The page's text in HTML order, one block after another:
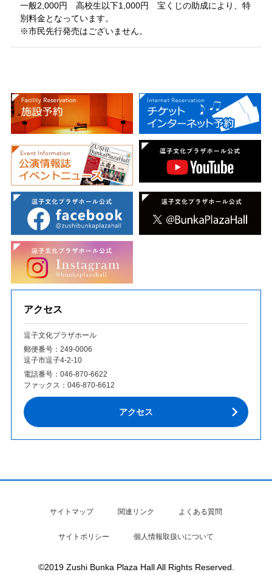
一般2,000円 高校生以下1,000円 宝くじの助成により、特
別料金となっています。
※市民先行発売はございません。
アクセス
逗子文化プラザホール
郵便番号：249‐0006
逗子市逗子4-2-10
電話番号： 046-870-6622
ファックス： 046-870-6612
アクセス
サイトマップ 関連リンク よくある質問
サイトポリシー 個人情報取扱いについて
©2019 Zushi Bunka Plaza Hall All Rights Reserved.